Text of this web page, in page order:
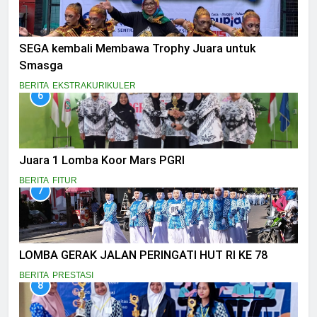
SEGA kembali Membawa Trophy Juara untuk
Smasga
BERITA EKSTRAKURIKULER
6
Juara 1 Lomba Koor Mars PGRI
BERITA FITUR
7
LOMBA GERAK JALAN PERINGATI HUT RI KE 78
BERITA PRESTASI
8